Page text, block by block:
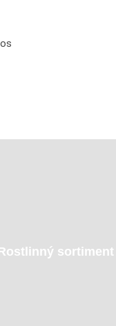
sortiment